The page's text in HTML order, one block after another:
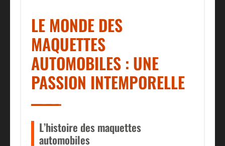
LE MONDE DES
MAQUETTES
AUTOMOBILES : UNE
PASSION INTEMPORELLE
L’histoire des maquettes
automobiles